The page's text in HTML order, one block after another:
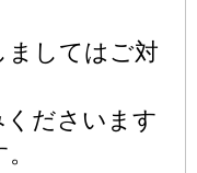
ましてはご対
くださいます